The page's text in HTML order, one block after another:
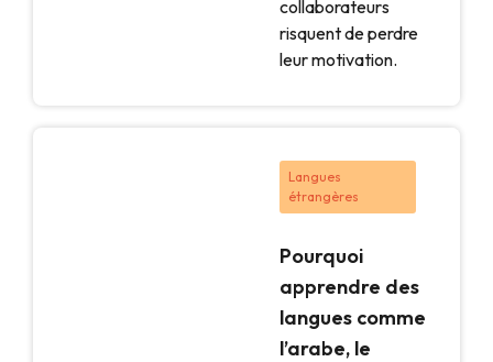
collaborateurs
risquent de perdre
leur motivation.
Langues
étrangères
Pourquoi
apprendre des
langues comme
l’arabe, le